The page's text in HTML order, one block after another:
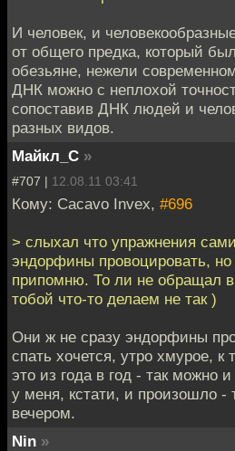
И человек, и
от общего предка, который
обезьяне, нежели
ДНК можно с неплохой
сопоставив ДНК людей и
разных видов.
Майкл_С »
#707 | 12.08.11 03:41
Кому: Cacavo Invex, #696
> слыхал что упражнения
эндорфины провоцировать, но
припомню. То ли не обращал
тобой что-то делаем не так )
Они ж не сразу эндорфины
спать хочется, утро хмурое, к
это из года в год - так можно
у меня, кстати, и произошло -
вечером.
Nin »